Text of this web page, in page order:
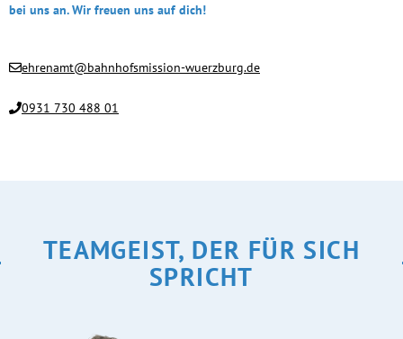
bei uns an. Wir freuen uns auf dich!
ehrenamt@bahnhofsmission-wuerzburg.de
0931 730 488 01
TEAMGEIST, DER FÜR SICH
SPRICHT